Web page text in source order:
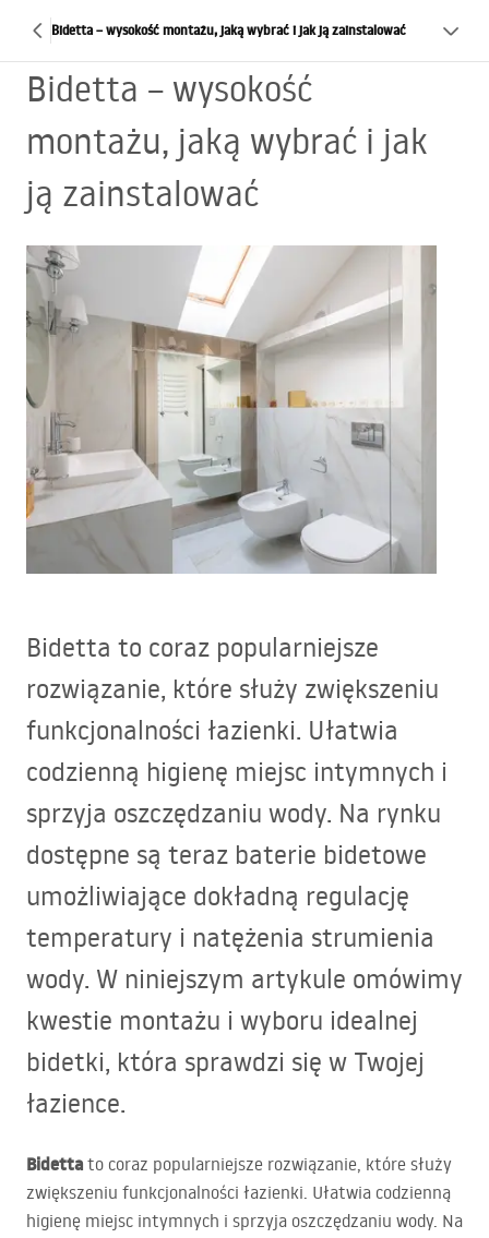
Bidetta – wysokość montażu, jaką wybrać i jak ją zainstalować
Bidetta – wysokość
montażu, jaką wybrać i jak
ją zainstalować
Bidetta to coraz popularniejsze
rozwiązanie, które służy zwiększeniu
funkcjonalności łazienki. Ułatwia
codzienną higienę miejsc intymnych i
sprzyja oszczędzaniu wody. Na rynku
dostępne są teraz baterie bidetowe
umożliwiające dokładną regulację
temperatury i natężenia strumienia
wody. W niniejszym artykule omówimy
kwestie montażu i wyboru idealnej
bidetki, która sprawdzi się w Twojej
łazience.
Bidetta to coraz popularniejsze rozwiązanie, które służy
zwiększeniu funkcjonalności łazienki. Ułatwia codzienną
higienę miejsc intymnych i sprzyja oszczędzaniu wody. Na